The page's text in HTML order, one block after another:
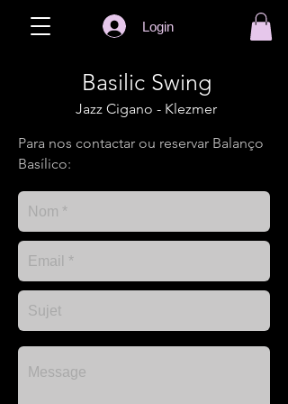
Login
Basilic Swing
Jazz Cigano - Klezmer
Para nos contactar ou reservar Balanço
Basílico: